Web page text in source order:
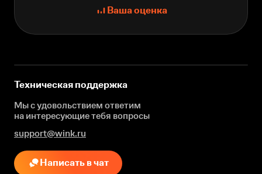
Ваша оценка
Техническая поддержка
Мы с удовольствием ответим
на интересующиетебя вопросы
support@wink.ru
Написать в чат